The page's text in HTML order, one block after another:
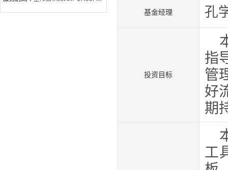
基金经理 孔
投资目标
指
管
好
期
工